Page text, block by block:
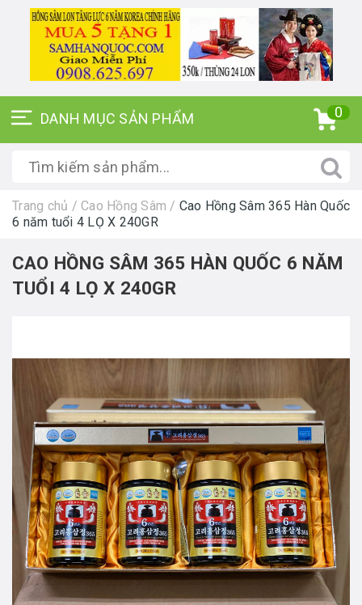
0
Trang chủ / Cao Hồng Sâm / Cao Hồng Sâm 365 Hàn Quốc
6 năm tuổi 4 LỌ X 240GR
CAO HỒNG SÂM 365 HÀN QUỐC 6 NĂM
TUỔI 4 LỌ X 240GR